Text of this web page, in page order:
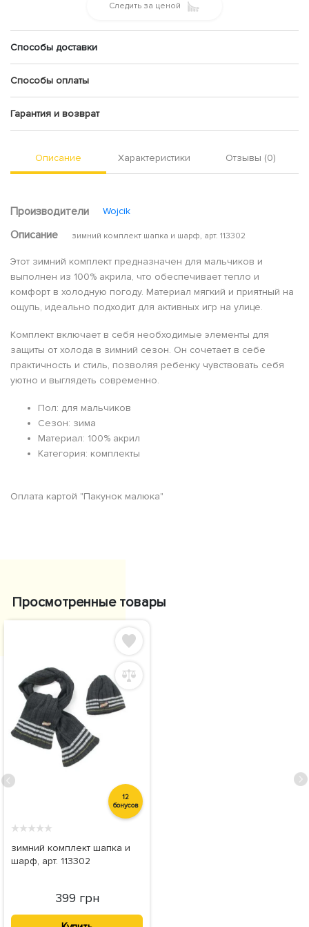
Следить за ценой
Способы доставки
Способы оплаты
Гарантия и возврат
Описание Характеристики Отзывы (0)
Производители Wojcik
Описание зимний комплект шапка и шарф, арт. 113302
Этот зимний комплект предназначен для мальчиков и
выполнен из 100% акрила, что обеспечивает тепло и
комфорт в холодную погоду. Материал мягкий и приятный на
ощупь, идеально подходит для активных игр на улице.
Комплект включает в себя необходимые элементы для
защиты от холода в зимний сезон. Он сочетает в себе
практичность и стиль, позволяя ребенку чувствовать себя
уютно и выглядеть современно.
Пол: для мальчиков
Сезон: зима
Материал: 100% акрил
Категория: комплекты
Оплата картой "Пакунок малюка"
Просмотренные товары
12
бонусов
★★★★★
зимний комплект шапка и
шарф, арт. 113302
399 грн